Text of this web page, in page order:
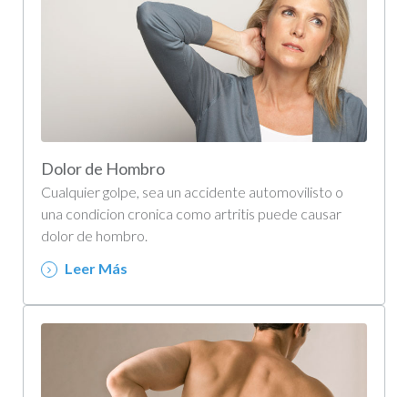
Dolor de Hombro
Cualquier golpe, sea un accidente automovilisto o
una condicion cronica como artritis puede causar
dolor de hombro.
Leer Más